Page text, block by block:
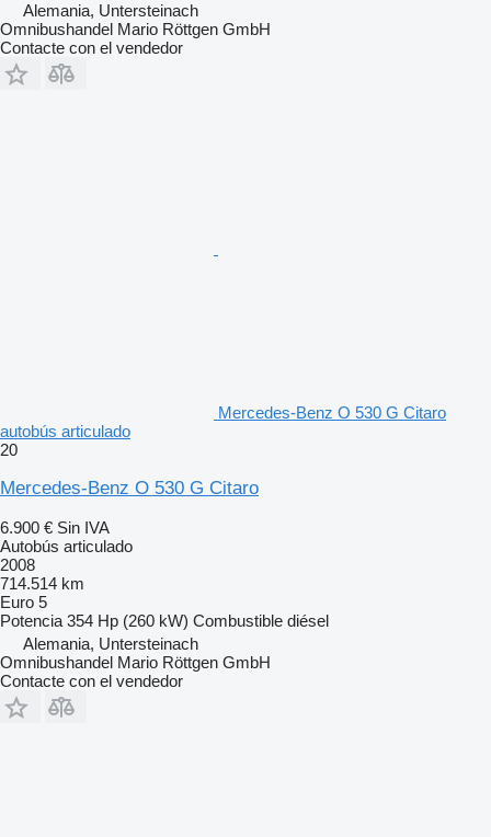
Alemania, Untersteinach
Omnibushandel Mario Röttgen GmbH
Contacte con el vendedor
Mercedes-Benz O 530 G Citaro
autobús articulado
20
Mercedes-Benz O 530 G Citaro
6.900 € Sin IVA
Autobús articulado
2008
714.514 km
Euro 5
Potencia 354 Hp (260 kW) Combustible diésel
Alemania, Untersteinach
Omnibushandel Mario Röttgen GmbH
Contacte con el vendedor